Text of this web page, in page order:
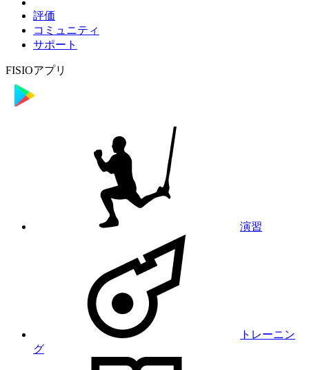
評価
コミュニティ
サポート
FISIOアプリ
演習
トレーニン
グ